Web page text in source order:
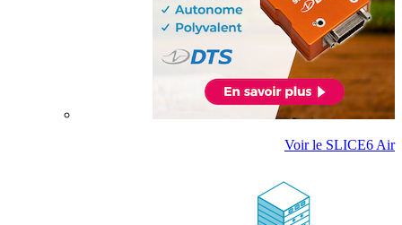
Voir le SLICE6 Air